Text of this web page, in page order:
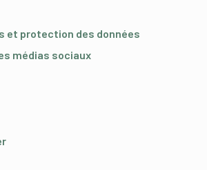
et protection des données
médias sociaux